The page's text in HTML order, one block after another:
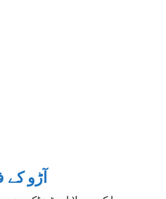
آڑو کے